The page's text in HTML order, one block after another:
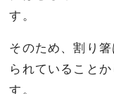
す。
そのため、割り
られていること
す。